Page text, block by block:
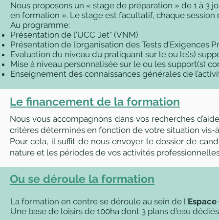
Nous proposons un « stage de préparation » de 1 à 3
en formation ». Le stage est facultatif, chaque
Au programme:
Présentation de l'UCC 'Jet" (VNM)
Présentation de l’organisation des Tests d’Exigences
Evaluation du niveau du pratiquant sur le ou le(s)
Mise à niveau personnalisée sur le ou les support(s)
Enseignement des connaissances générales de
Le financement de la formation
Nous vous accompagnons dans vos recherches
critères déterminés en fonction de votre situation vis-
Pour cela, il suffit de nous envoyer le dossier de
nature et les périodes de vos activités
Ou se déroule la formation
La formation en centre se déroule au sein de l'
Une base de loisirs de 100ha dont 3 plans d'eau